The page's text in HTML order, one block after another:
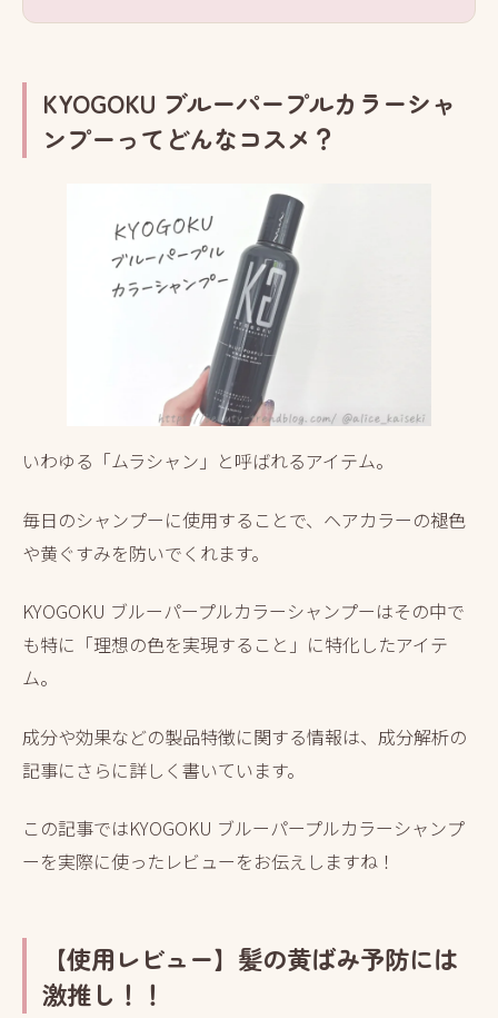
KYOGOKU ブルーパープルカラーシャ
ンプーってどんなコスメ？
いわゆる「ムラシャン」と呼ばれるアイテム。
毎日のシャンプーに使用することで、ヘアカラーの褪色
や黄ぐすみを防いでくれます。
KYOGOKU ブルーパープルカラーシャンプーはその中で
も特に「理想の色を実現すること」に特化したアイテ
ム。
成分や効果などの製品特徴に関する情報は、成分解析の
記事にさらに詳しく書いています。
この記事ではKYOGOKU ブルーパープルカラーシャンプ
ーを実際に使ったレビューをお伝えしますね！
【使用レビュー】髪の黄ばみ予防には
激推し！！